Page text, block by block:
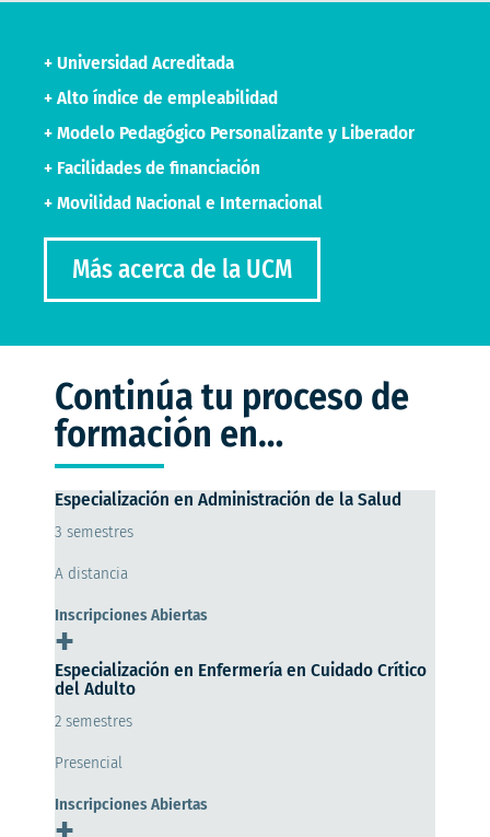
+ Universidad Acreditada
+ Alto índice de empleabilidad
+ Modelo Pedagógico Personalizante y Liberador
+ Facilidades de financiación
+ Movilidad Nacional e Internacional
Más acerca de la UCM
Continúa tu proceso de
formación en…
Especialización en Administración de la Salud
3 semestres
A distancia
Inscripciones Abiertas
+
Especialización en Enfermería en Cuidado Crítico
del Adulto
2 semestres
Presencial
Inscripciones Abiertas